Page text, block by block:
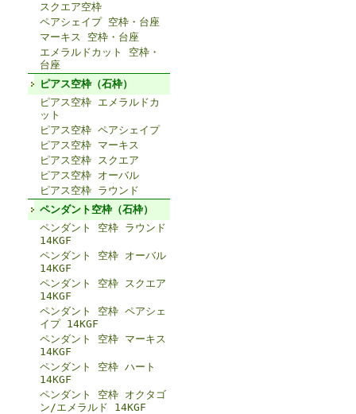
スクエア空枠
ペアシェイプ 空枠・台座
マーキス 空枠・台座
エメラルドカット 空枠・
台座
ピアス空枠（石枠）
ピアス空枠 エメラルドカ
ット
ピアス空枠 ペアシェイプ
ピアス空枠 マーキス
ピアス空枠 スクエア
ピアス空枠 オーバル
ピアス空枠 ラウンド
ペンダント空枠（石枠）
ペンダント 空枠 ラウンド
14KGF
ペンダント 空枠 オーバル
14KGF
ペンダント 空枠 スクエア
14KGF
ペンダント 空枠 ペアシェ
イプ 14KGF
ペンダント 空枠 マーキス
14KGF
ペンダント 空枠 ハート
14KGF
ペンダント 空枠 オクタゴ
ン/エメラルド 14KGF